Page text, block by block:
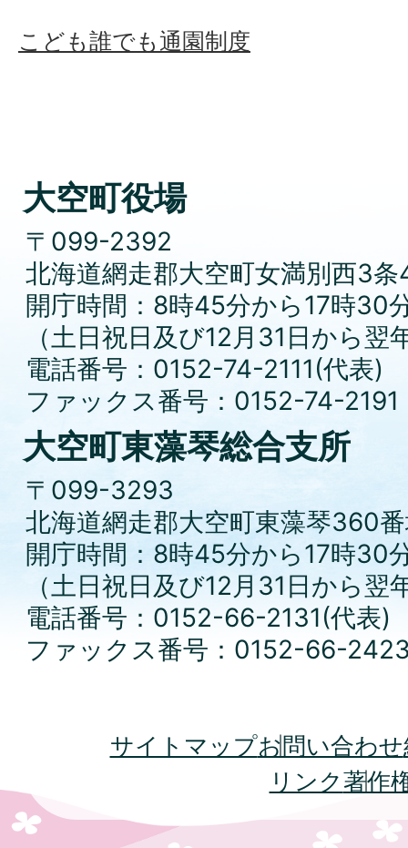
こども誰でも通園制度
大空町役場
〒099-2392
北海道網走郡大空町女満別西3条
開庁時間：8時45分から17時30
（土日祝日及び12月31日から
電話番号：0152-74-2111(代表)
ファックス番号：0152-74-2191
大空町東藻琴総合支所
〒099-3293
北海道網走郡大空町東藻琴360
開庁時間：8時45分から17時30
（土日祝日及び12月31日から
電話番号：0152-66-2131(代表)
ファックス番号：0152-66-
サイトマップお問い合わせ
リンク著作